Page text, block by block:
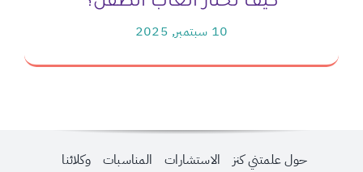
10 سبتمبر, 2025
حول علمتني كنز الاستشارات المناسبات
وكلائنا